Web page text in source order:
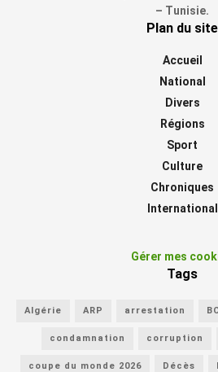
– Tunisie.
Plan du site
Accueil
National
Divers
Régions
Sport
Culture
Chroniques
International
Gérer mes
Tags
Algérie ARP arrestation
condamnation corruption
coupe du monde 2026 Décès